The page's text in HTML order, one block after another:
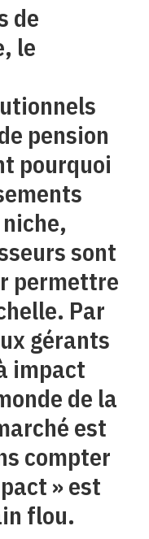
de
le
pension
pourquoi
sont
permettre
Par
gérants
impact
de la
est
compter
» est
flou.